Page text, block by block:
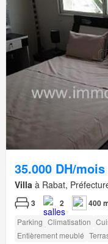
35.000 DH/mois
Villa à Rabat,
3 2 400
Parking Climatisation
Entièrement meublé